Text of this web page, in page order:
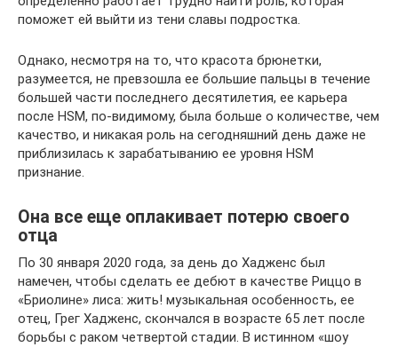
поможет ей выйти из тени славы подростка.
Однако, несмотря на то, что красота брюнетки,
разумеется, не превзошла ее большие пальцы в течение
большей части последнего десятилетия, ее карьера
после HSM, по-видимому, была больше о количестве, чем
качество, и никакая роль на сегодняшний день даже не
приблизилась к зарабатыванию ее уровня HSM
признание.
Она все еще оплакивает потерю своего
отца
По 30 января 2020 года, за день до Хадженс был
намечен, чтобы сделать ее дебют в качестве Риццо в
«Бриолине» лиса: жить! музыкальная особенность, ее
отец, Грег Хадженс, скончался в возрасте 65 лет после
борьбы с раком четвертой стадии. В истинном «шоу